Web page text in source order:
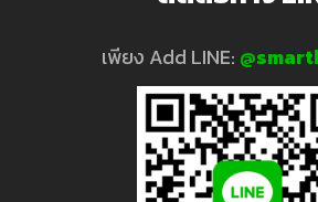
Hass.io
ขาย
จำหน่าย
เพียง Add LINE: